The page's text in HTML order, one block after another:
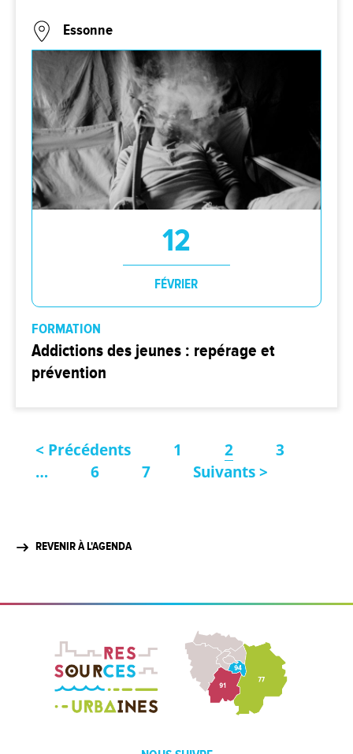
Essonne
12
FÉVRIER
FORMATION
Addictions des jeunes : repérage et
prévention
< Précédents 1 2
3
…
6 7 Suivants >
REVENIR À L'AGENDA